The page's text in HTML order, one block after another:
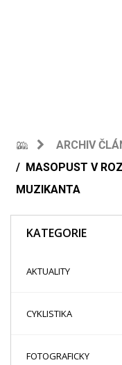
ARCHIV
MASOPUST V
MUZIKANTA
KATEGORIE
AKTUALITY
CYKLISTIKA
FOTOGRAFICKY